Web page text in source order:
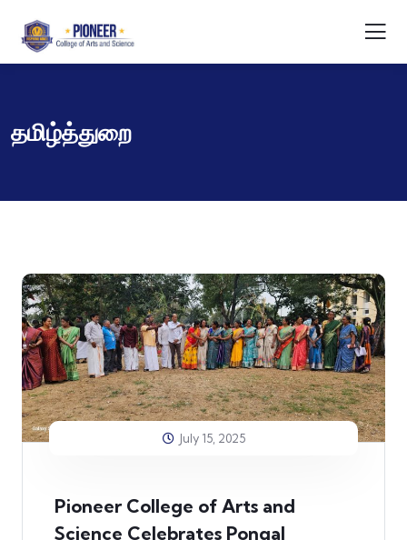
தமிழ்த்துறை
July 15, 2025
Pioneer College of Arts and
Science Celebrates Pongal